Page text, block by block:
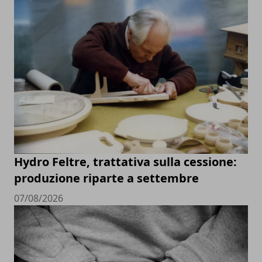
Hydro Feltre, trattativa sulla cessione:
produzione riparte a settembre
07/08/2026